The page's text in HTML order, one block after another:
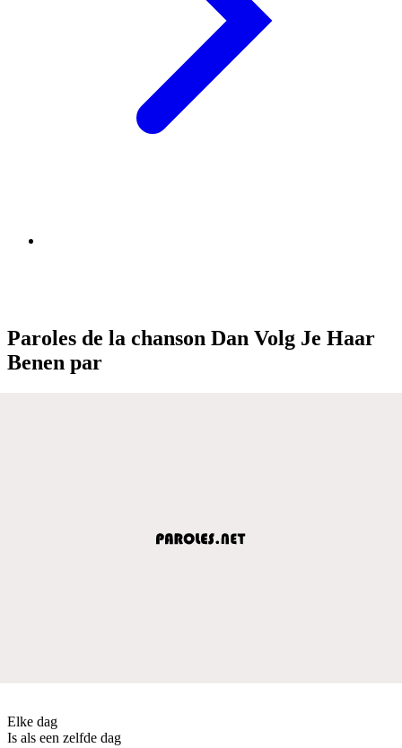
Paroles de la chanson Dan Volg Je Haar
Benen par
Elke dag
Is als een zelfde dag